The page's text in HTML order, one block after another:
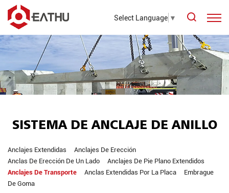
Select Language ▼
SISTEMA DE ANCLAJE DE ANILLO
Anclajes Extendidas
Anclajes De Erección
Anclas De Erección De Un Lado
Anclajes De Pie Plano Extendidos
Anclajes De Transporte
Anclas Extendidas Por La Placa
Embrague
De Goma